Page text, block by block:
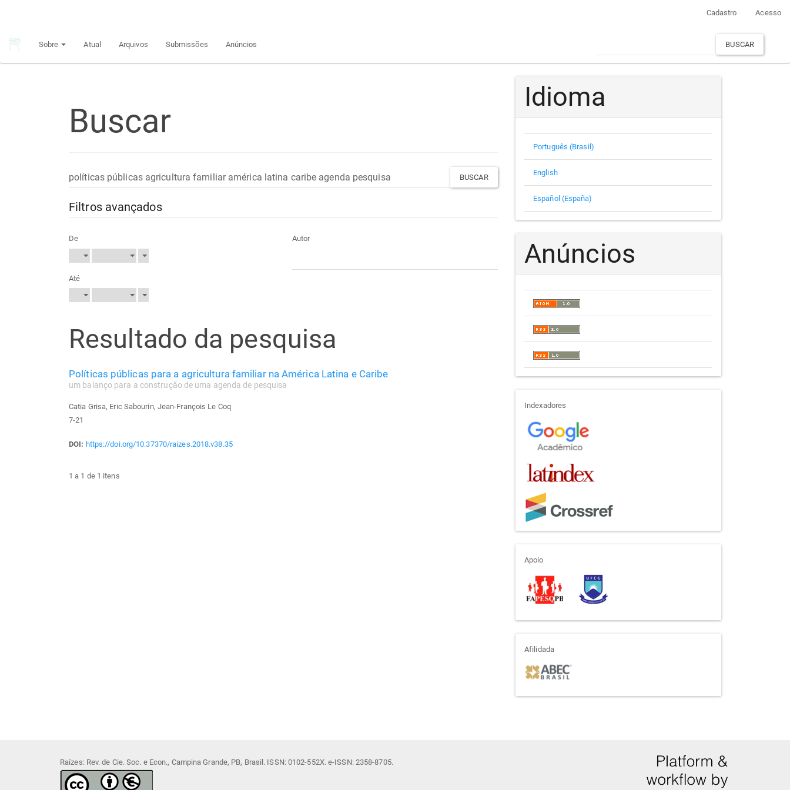
principal
Cadastro Acesso
Sobre Atual Arquivos Submissões Anúncios BUSCAR
Buscar
Pesquisar
termo
Filtros avançados
De
Até
Autor
Resultado da pesquisa
Políticas públicas para a agricultura familiar na América Latina e Caribe
um balanço para a construção de uma agenda de pesquisa
Catia Grisa, Eric Sabourin, Jean-François Le Coq
7-21
DOI: https://doi.org/10.37370/raizes.2018.v38.35
1 a 1 de 1 itens
Idioma
Português (Brasil)
English
Español (España)
Anúncios
indexadores
Indexadores
apoio
Apoio
afiliada
Afilidada
Raízes: Rev. de Cie. Soc. e Econ., Campina Grande, PB, Brasil. ISSN: 0102-552X. e-ISSN: 2358-8705.